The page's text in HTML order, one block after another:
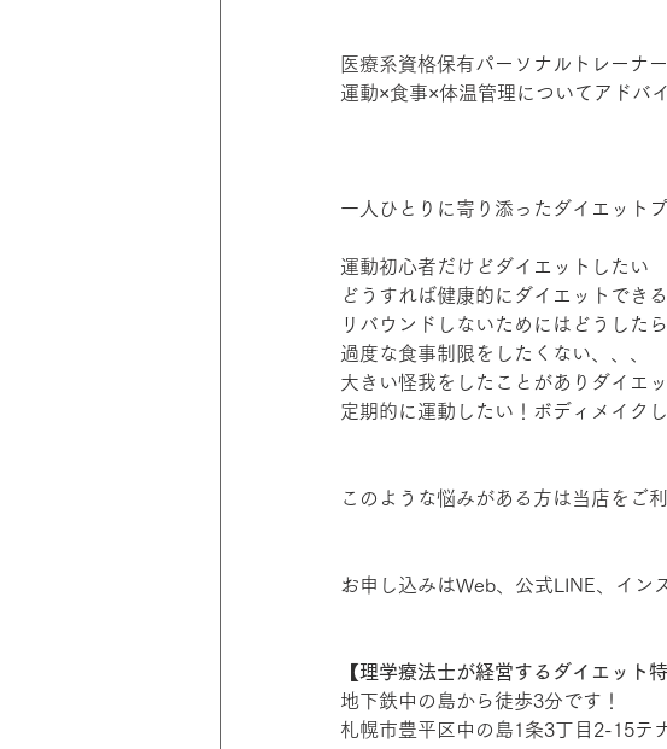
医療系資格保有パーソナルトレーナ
運動×食事×体温管理についてアドバ
一人ひとりに寄り添ったダイエット
運動初心者だけどダイエットしたい
どうすれば健康的にダイエットでき
リバウンドしないためにはどうした
過度な食事制限をしたくない、、、
大きい怪我をしたことがありダイエ
定期的に運動したい！ボディメイクし
このような悩みがある方は当店をご
お申し込みはWeb、公式LINE、イン
【理学療法士が経営するダイエット
地下鉄中の島から徒歩3分です！
札幌市豊平区中の島1条3丁目2-15テ